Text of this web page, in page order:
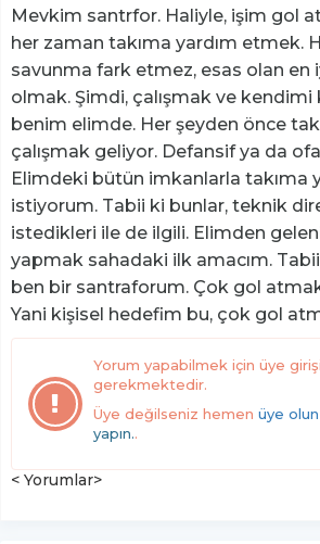
Mevkim santrfor. Haliyle, işim gol
her zaman takıma yardım etmek.
savunma fark etmez, esas olan en
olmak. Şimdi, çalışmak ve kendimi
benim elimde. Her şeyden önce
çalışmak geliyor. Defansif ya da
Elimdeki bütün imkanlarla takıma
istiyorum. Tabii ki bunlar, teknik
istedikleri ile de ilgili. Elimden
yapmak sahadaki ilk amacım.
ben bir santraforum. Çok gol
Yani kişisel hedefim bu, çok gol
Yorum yapabilmek için üye
gerekmektedir.
Üye değilseniz hemen üye olun
yapın..
< Yorumlar>